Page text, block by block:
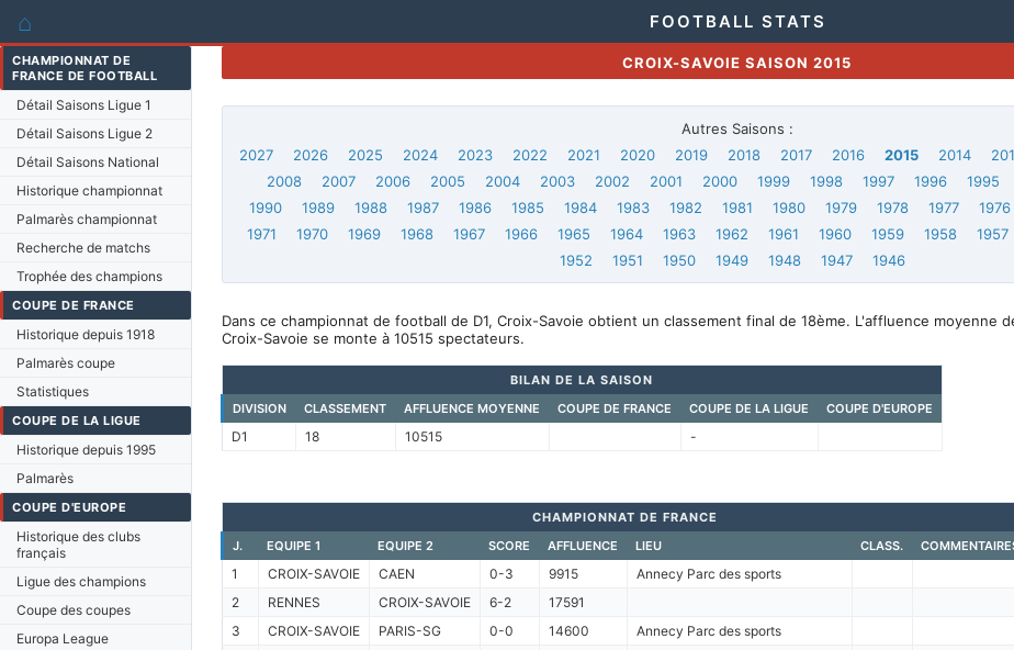
⌂ FOOTBALL STATS
CHAMPIONNAT DE
FRANCE DE FOOTBALL
Détail Saisons Ligue 1
Détail Saisons Ligue 2
Détail Saisons National
Historique championnat
Palmarès championnat
Recherche de matchs
Trophée des champions
COUPE DE FRANCE
Historique depuis 1918
Palmarès coupe
Statistiques
COUPE DE LA LIGUE
Historique depuis 1995
Palmarès
COUPE D'EUROPE
Historique des clubs
français
Ligue des champions
Coupe des coupes
Europa League
CROIX-SAVOIE SAISON 2015
Autres Saisons :
2027
2026 2025 2024 2023 2022 2021 2020 2019 2018 2017 2016 2015 2014
2008
2007 2006 2005 2004 2003 2002 2001 2000 1999 1998 1997 1996 1995
1990
1989 1988 1987 1986 1985 1984 1983 1982 1981 1980 1979 1978 1977 1976
1971
1970 1969 1968 1967 1966 1965 1964 1963 1962 1961 1960 1959 1958 1957
1952
1951 1950 1949 1948 1947 1946
Dans ce championnat de football de D1, Croix-Savoie obtient un classement final de 18ème. L'affluence moyenne
Croix-Savoie se monte à 10515 spectateurs.
BILAN DE LA SAISON
DIVISION
CLASSEMENT AFFLUENCE MOYENNE COUPE DE FRANCE COUPE DE LA LIGUE COUPE D'EUROPE
D1 18 10515 -
CHAMPIONNAT DE FRANCE
J.
EQUIPE 1 EQUIPE 2 SCORE AFFLUENCE LIEU CLASS.
1 CROIX-SAVOIE CAEN 0-3 9915
Annecy Parc des sports
2
RENNES CROIX-SAVOIE 6-2
17591
3
CROIX-SAVOIE PARIS-SG 0-0 14600
Annecy Parc des sports